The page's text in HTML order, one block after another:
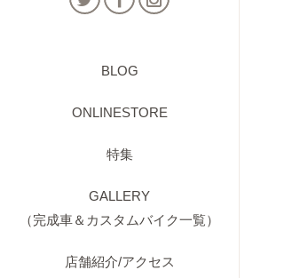
BLOG
ONLINESTORE
特集
GALLERY
（完成車＆カスタムバイク一覧）
店舗紹介/アクセス